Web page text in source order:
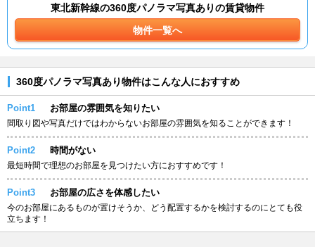
東北新幹線の360度パノラマ写真ありの賃貸物件
物件一覧へ
360度パノラマ写真あり物件はこんな人におすすめ
Point1 お部屋の雰囲気を知りたい
間取り図や写真だけではわからないお部屋の雰囲気を知ることができます！
Point2 時間がない
最短時間で理想のお部屋を見つけたい方におすすめです！
Point3 お部屋の広さを体感したい
今のお部屋にあるものが置けそうか、どう配置するかを検討するのにとても役
立ちます！